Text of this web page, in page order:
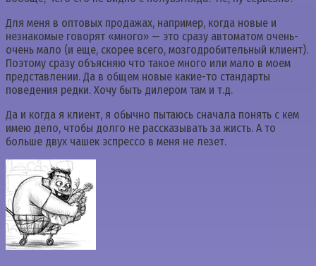
Для меня в оптовых продажах, например, когда новые и
незнакомые говорят «много» — это сразу автоматом очень-
очень мало (и еще, скорее всего, мозгодробительный клиент).
Поэтому сразу объясняю что такое много или мало в моем
представлении. Да в общем новые какие-то стандарты
поведения редки. Хочу быть дилером там и т.д.
Да и когда я клиент, я обычно пытаюсь сначала понять с кем
имею дело, чтобы долго не рассказывать за жисть. А то
больше двух чашек эспрессо в меня не лезет.